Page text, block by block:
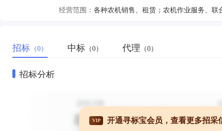
经营范围：
招标 （0） 中标 （0） 代理 （0）
招标分析
VIP 开通寻标宝会员，查看更多招采